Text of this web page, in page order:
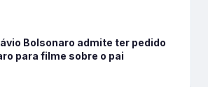
Bolsonaro admite ter pedido
para filme sobre o pai